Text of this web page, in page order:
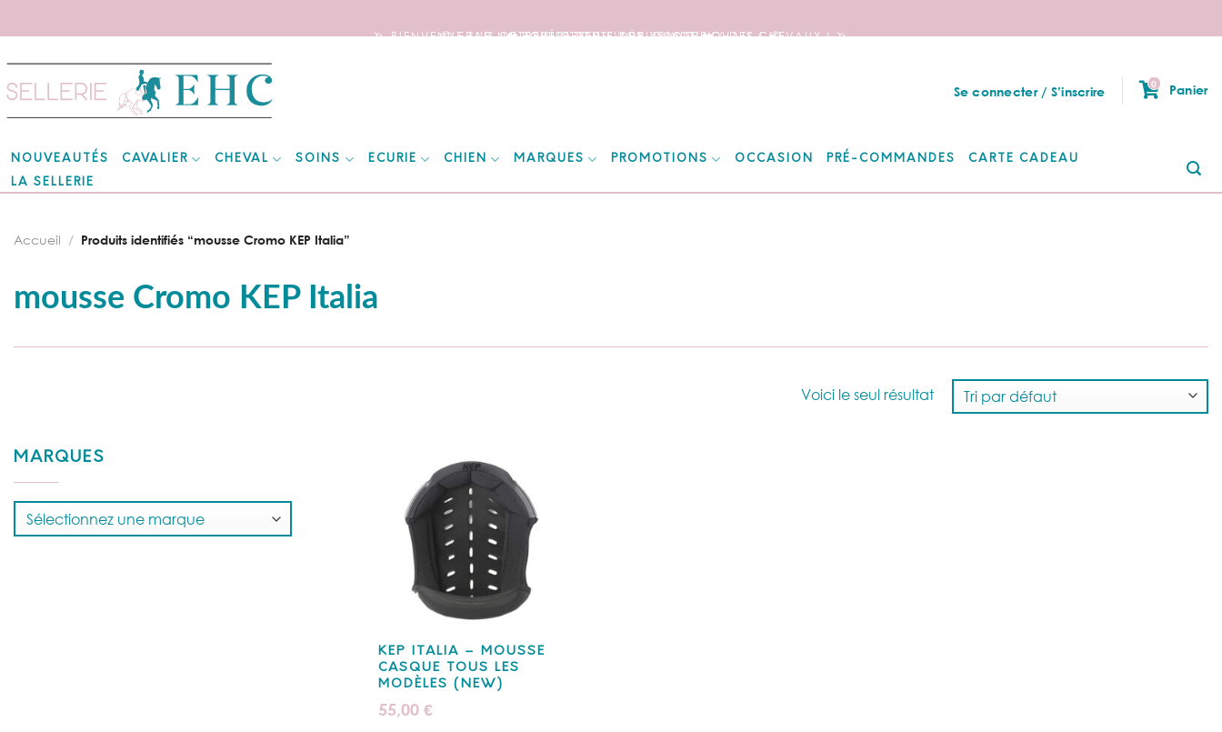
🦄 BIENVENUE SUR NOTRE SITE DEDIE AUX AMOUREUX DES CHEVAUX ! 🦄
📦 FRAIS DE PORT OFFERTS DÈS 150€ D’ACHATS ! 📦
❤️ EXPÉDITIONS WORLDWIDE ❤️
to
content
Se connecter / S’inscrire
0 Panier
NOUVEAUTÉS CAVALIER CHEVAL SOINS ECURIE CHIEN MARQUES PROMOTIONS OCCASION PRÉ-COMMANDES
CARTE CADEAU
LA SELLERIE
mousse Cromo KEP Italia
Accueil / Produits identifiés “mousse Cromo KEP Italia”
Voici le seul résultat
MARQUES
KEP ITALIA – MOUSSE
CASQUE TOUS LES
MODÈLES (NEW)
55,00 €